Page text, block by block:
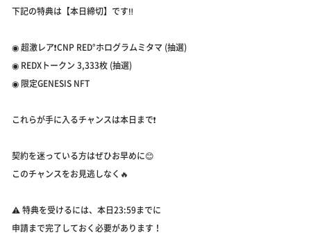
下記の特典は【本日締切】です‼️
◉ 超激レア❗️CNP RED°ホログラムミタマ (抽選)
◉ REDXトークン 3,333枚 (抽選)
◉ 限定GENESIS NFT
これらが手に入るチャンスは本日まで❗️
契約を迷っている方はぜひお早めに😊
このチャンスをお見逃しなく🔥
⚠️ 特典を受けるには、本日23:59までに
申請まで完了しておく必要があります！